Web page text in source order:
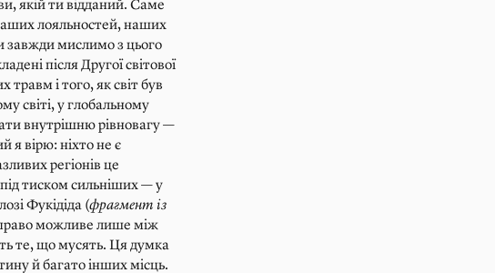
якій ти відданий. Саме
лояльностей, наших
завжди мислимо з цього
після Другої світової
травм і того, як світ був
світі, у глобальному
внутрішню рівновагу —
я вірю: ніхто не є
регіонів це
тиском сильніших — у
Фукідіда (фрагмент із
можливе лише між
те, що мусять. Ця думка
й багато інших місць.